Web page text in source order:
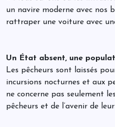
un navire moderne avec nos
rattraper une voiture avec
Un État absent, une
Les pêcheurs sont laissés
incursions nocturnes et aux
ne concerne pas seulement
pêcheurs et de l’avenir de